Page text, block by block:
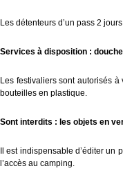
Les détenteurs d’un pass 2
Services à disposition :
Les festivaliers sont autorisés
bouteilles en plastique.
Sont interdits : les objets en
Il est indispensable d’éditer
l’accès au camping.